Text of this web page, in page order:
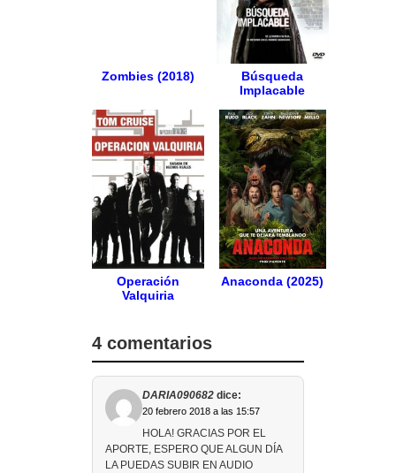
Zombies (2018)
Búsqueda
Implacable
Operación
Valquiria
Anaconda (2025)
4 comentarios
DARIA090682 dice:
20 febrero 2018 a las 15:57
HOLA! GRACIAS POR EL
APORTE, ESPERO QUE ALGUN DÍA
LA PUEDAS SUBIR EN AUDIO